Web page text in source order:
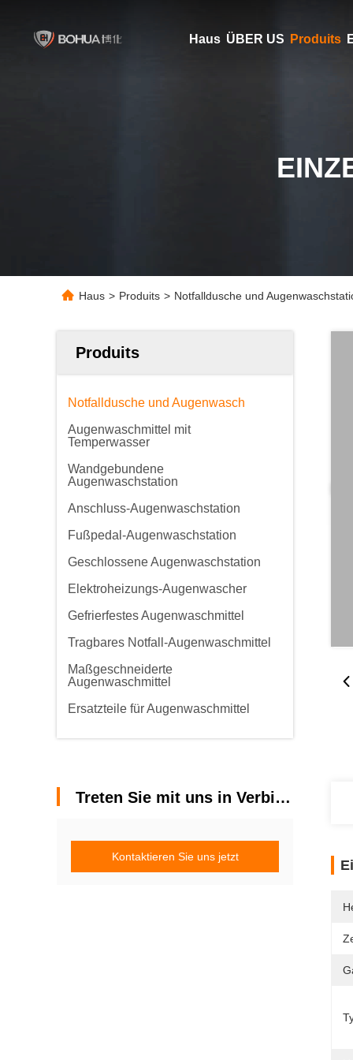
Haus ÜBER US Produits
Haus > Produits > Notfalldusche und
Produits
Notfalldusche und Augenwasch
Augenwaschmittel mit
Temperwasser
Wandgebundene
Augenwaschstation
Anschluss-Augenwaschstation
Fußpedal-Augenwaschstation
Geschlossene Augenwaschstation
Elektroheizungs-Augenwascher
Gefrierfestes Augenwaschmittel
Tragbares Notfall-Augenwaschmittel
Maßgeschneiderte
Augenwaschmittel
Ersatzteile für Augenwaschmittel
Treten Sie mit uns in Verbindung
Kontaktieren Sie uns jetzt